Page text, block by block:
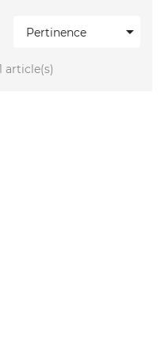
Pertinence 
article(s)